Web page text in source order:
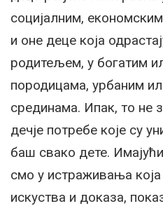
социјалним,
и оне деце која
родитељем, у богатим
породицама, урбаним
срединама. Ипак, то не
дечје потребе које су
баш свако дете.
смо у истраживања
искуства и доказа,